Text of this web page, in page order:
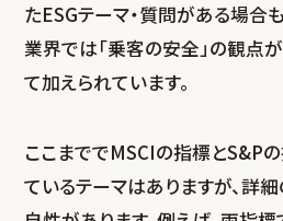
たESGテーマ・質問がある場合
業界では「乗客の安全」の観点
て加えられています。
ここまででMSCIの指標とS&P
ているテーマはありますが、詳